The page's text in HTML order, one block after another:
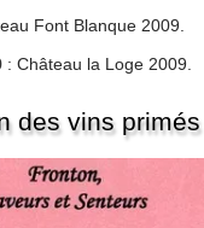
Font Blanque 2009.
Château la Loge 2009.
des vins primés